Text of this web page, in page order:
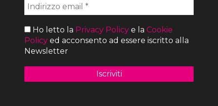
Ho letto la Privacy Policy e la Cookie
Policy ed acconsento ad essere iscritto alla
Newsletter